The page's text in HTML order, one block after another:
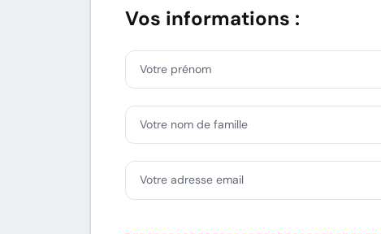
Vos informations :
Votre prénom
Votre nom de famille
Votre adresse email